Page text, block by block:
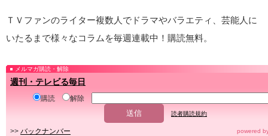
ＴＶファンのライター複数人でドラマやバラエティ、芸能人に
いたるまで様々なコラムを毎週連載中！購読無料。
メルマガ購読・解除
週刊・テレビる毎日
購読 解除
読者購読規約
>> バックナンバー powered